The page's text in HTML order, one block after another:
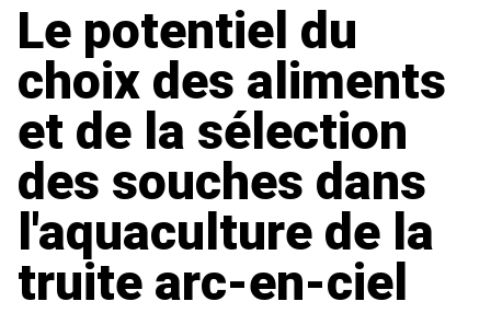
Le potentiel du
choix des aliments
et de la sélection
des souches dans
l'aquaculture de la
truite arc-en-ciel